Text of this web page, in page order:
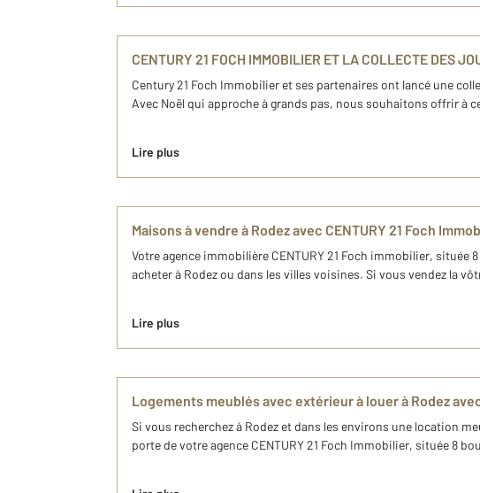
CENTURY 21 FOCH IMMOBILIER ET LA COLLECTE DES
Century 21 Foch Immobilier et ses partenaires ont lancé une
Avec Noël qui approche à grands pas, nous souhaitons offrir à
Lire plus
Maisons à vendre à Rodez avec CENTURY 21 Foch
Votre agence immobilière CENTURY 21 Foch immobilier,
acheter à Rodez ou dans les villes voisines. Si vous vendez la
Lire plus
Logements meublés avec extérieur à louer à Rodez
Si vous recherchez à Rodez et dans les environs une location
porte de votre agence CENTURY 21 Foch Immobilier, située 8